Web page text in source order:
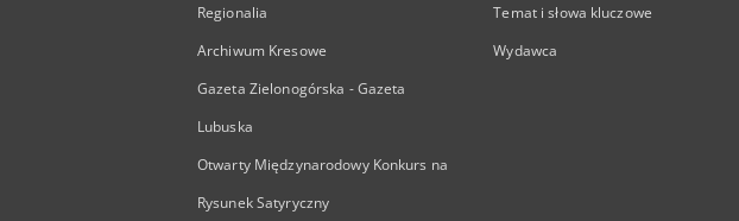
Regionalia
Archiwum Kresowe
Gazeta Zielonogórska - Gazeta
Lubuska
Otwarty Międzynarodowy Konkurs na
Rysunek Satyryczny
Temat i słowa kluczowe
Wydawca